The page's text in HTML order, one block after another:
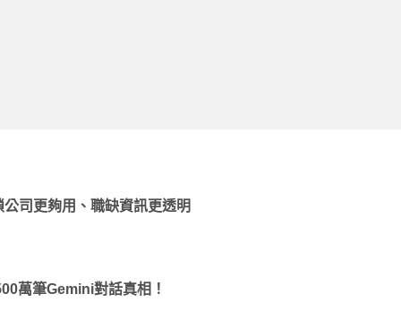
司更夠用、職缺資訊更透明
萬筆Gemini對話真相！